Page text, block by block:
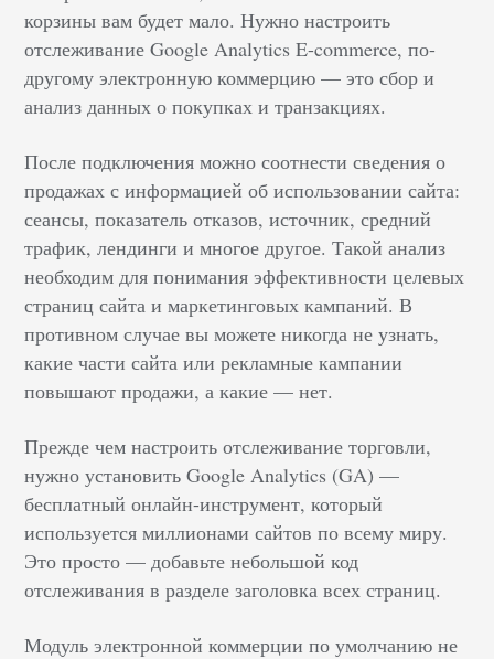
корзины вам будет мало. Нужно настроить
отслеживание Google Analytics E-commerce, по-
другому электронную коммерцию — это сбор и
анализ данных о покупках и транзакциях.
После подключения можно соотнести сведения о
продажах с информацией об использовании сайта:
сеансы, показатель отказов, источник, средний
трафик, лендинги и многое другое. Такой анализ
необходим для понимания эффективности целевых
страниц сайта и маркетинговых кампаний. В
противном случае вы можете никогда не узнать,
какие части сайта или рекламные кампании
повышают продажи, а какие — нет.
Прежде чем настроить отслеживание торговли,
нужно установить Google Analytics (GA) —
бесплатный онлайн-инструмент, который
используется миллионами сайтов по всему миру.
Это просто — добавьте небольшой код
отслеживания в разделе заголовка всех страниц.
Модуль электронной коммерции по умолчанию не